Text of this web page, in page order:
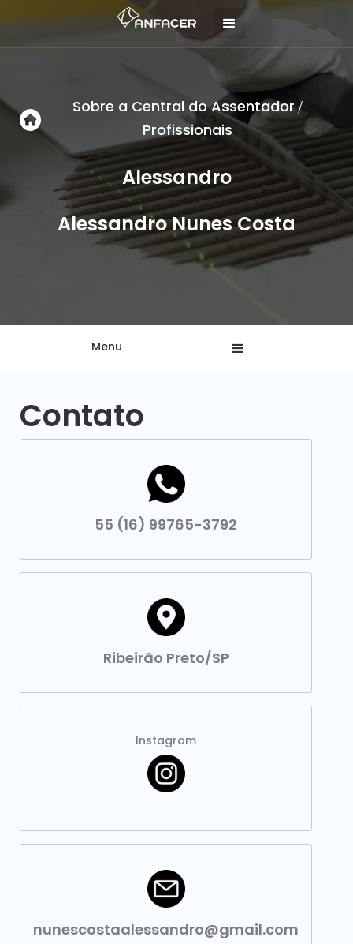
Sobre a Central do Assentador/
Profissionais
Alessandro
Alessandro Nunes Costa
Menu
Contato
55 (16) 99765-3792
Ribeirão Preto/SP
Instagram
nunescostaalessandro@gmail.com